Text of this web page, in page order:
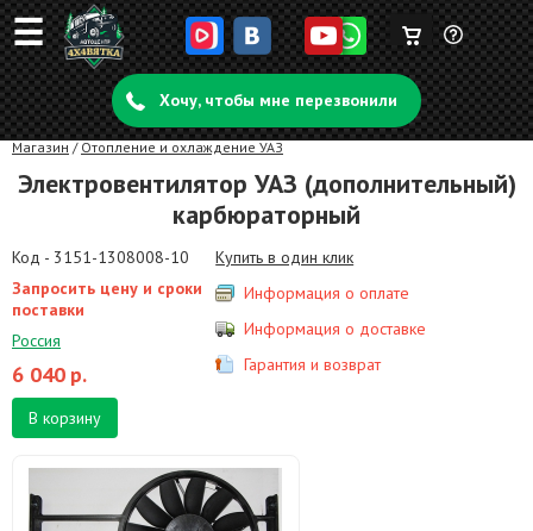
☰ Задать
вопрос
Корзина
пуста
Хочу, чтобы мне перезвонили
Магазин / Отопление и охлаждение УАЗ
Электровентилятор УАЗ (дополнительный)
карбюраторный
Код - 3151-1308008-10
Запросить цену и сроки
поставки
Россия
6 040 р.
В корзину
Купить в один клик
Информация о оплате
Информация о доставке
Гарантия и возврат